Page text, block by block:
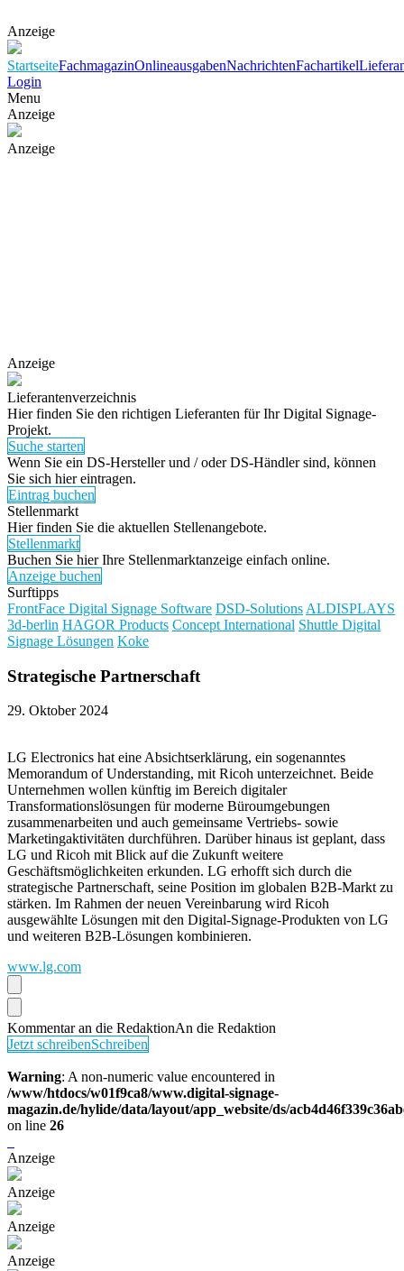
Anzeige
StartseiteFachmagazinOnlineausgabenNachrichtenFachartikel
Login
Menu
Anzeige
Anzeige
Anzeige
Lieferantenverzeichnis
Hier finden Sie den richtigen Lieferanten für Ihr Digital Signage-
Projekt.
Suche starten
Wenn Sie ein DS-Hersteller und / oder DS-Händler sind, können
Sie sich hier eintragen.
Eintrag buchen
Stellenmarkt
Hier finden Sie die aktuellen Stellenangebote.
Stellenmarkt
Buchen Sie hier Ihre Stellenmarktanzeige einfach online.
Anzeige buchen
Surftipps
FrontFace Digital Signage Software DSD-Solutions ALDISPLAYS
3d-berlin HAGOR Products Concept International Shuttle Digital
Signage Lösungen Koke
Strategische Partnerschaft
29. Oktober 2024
LG Electronics hat eine Absichtserklärung, ein sogenanntes
Memorandum of Understanding, mit Ricoh unterzeichnet. Beide
Unternehmen wollen künftig im Bereich digitaler
Transformationslösungen für moderne Büroumgebungen
zusammenarbeiten und auch gemeinsame Vertriebs- sowie
Marketingaktivitäten durchführen. Darüber hinaus ist geplant, dass
LG und Ricoh mit Blick auf die Zukunft weitere
Geschäftsmöglichkeiten erkunden. LG erhofft sich durch die
strategische Partnerschaft, seine Position im globalen B2B-Markt zu
stärken. Im Rahmen der neuen Vereinbarung wird Ricoh
ausgewählte Lösungen mit den Digital-Signage-Produkten von LG
und weiteren B2B-Lösungen kombinieren.
www.lg.com
Kommentar an die RedaktionAn die Redaktion
Jetzt schreibenSchreiben
Warning: A non-numeric value encountered in
/www/htdocs/w01f9ca8/www.digital-signage-
magazin.de/hylide/data/layout/app_website/ds/
on line 26
Anzeige
Anzeige
Anzeige
Anzeige